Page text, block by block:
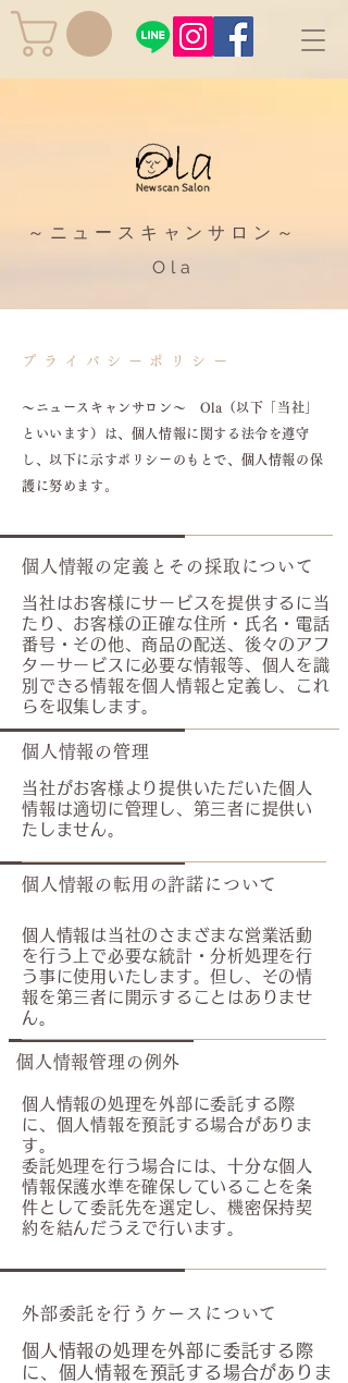
​～ニュースキャンサロン～
Ola
プライバシーポリシー
～ニュースキャンサロン～ Ola（以下「当社」
といいます）は、個人情報に関する法令を遵守
し、以下に示すポリシーのもとで、個人情報の保
護に努めます。
個人情報の定義とその採取について
当社はお客様にサービスを提供するに当
たり、お客様の正確な住所・氏名・電話
番号・その他、商品の配送、後々のアフ
ターサービスに必要な情報等、個人を識
別できる情報を個人情報と定義し、これ
らを収集します。
個人情報の管理
当社がお客様より提供いただいた個人
情報は適切に管理し、第三者に提供い
たしません。
個人情報の転用の許諾について
個人情報は当社のさまざまな営業活動
を行う上で必要な統計・分析処理を行
う事に使用いたします。但し、その情
報を第三者に開示することはありませ
ん。
個人情報管理の例外
個人情報の処理を外部に委託する際
に、個人情報を預託する場合がありま
す。
委託処理を行う場合には、十分な個人
情報保護水準を確保していることを条
件として委託先を選定し、機密保持契
約を結んだうえで行います。
外部委託を行うケースについて
個人情報の処理を外部に委託する際
に、個人情報を預託する場合がありま